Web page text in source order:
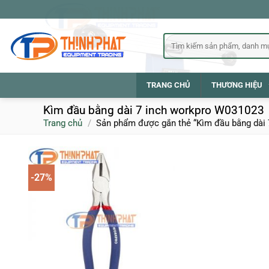
qua
dung
Tìm
kiếm:
TRANG CHỦ THƯƠNG HIỆU
Kìm đầu bằng dài 7 inch workpro W031023
Trang chủ / Sản phẩm được gắn thẻ “Kìm đầu bằng
-27%